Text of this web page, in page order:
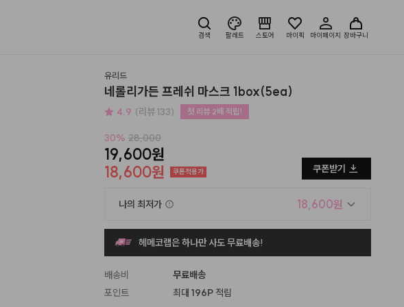
검색 팔레트 스토어 마이픽 마이페이지 장바구니
유리드
네롤리가든 프레쉬 마스크 1box(5ea)
4.9 (리뷰 133) 첫 리뷰 2배 적립!
30% 28,000
19,600원
18,600원
쿠폰적용가 쿠폰받기
나의 최저가 18,600원
헤메코랩은 하나만 사도 무료배송!
배송비
무료배송
포인트
최대 196P 적립